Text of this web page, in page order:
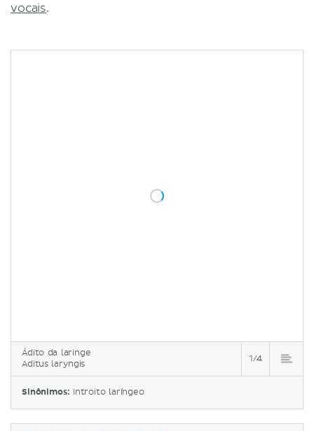
Ádito da laringe
Aditus laryngis
1/4
Sinônimos: Introito laríngeo
vocais.